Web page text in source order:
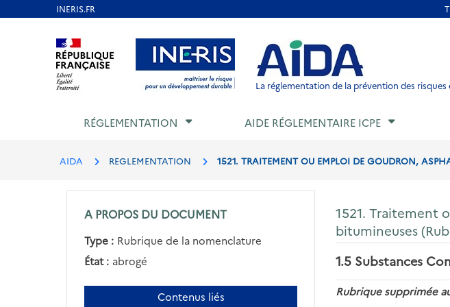
Aller au contenu Aller au menu Aller au pied de page
La réglementation de la prévention des
RÉGLEMENTATION AIDE RÉGLEMENTAIRE ICPE
AIDA REGLEMENTATION 1521. TRAITEMENT OU EMPLOI DE GOUDRON,
A PROPOS DU DOCUMENT
Type : Rubrique de la nomenclature
État : abrogé
Contenus liés
1521. Traitement
bitumineuses
1.5 Substances
Rubrique supprimée